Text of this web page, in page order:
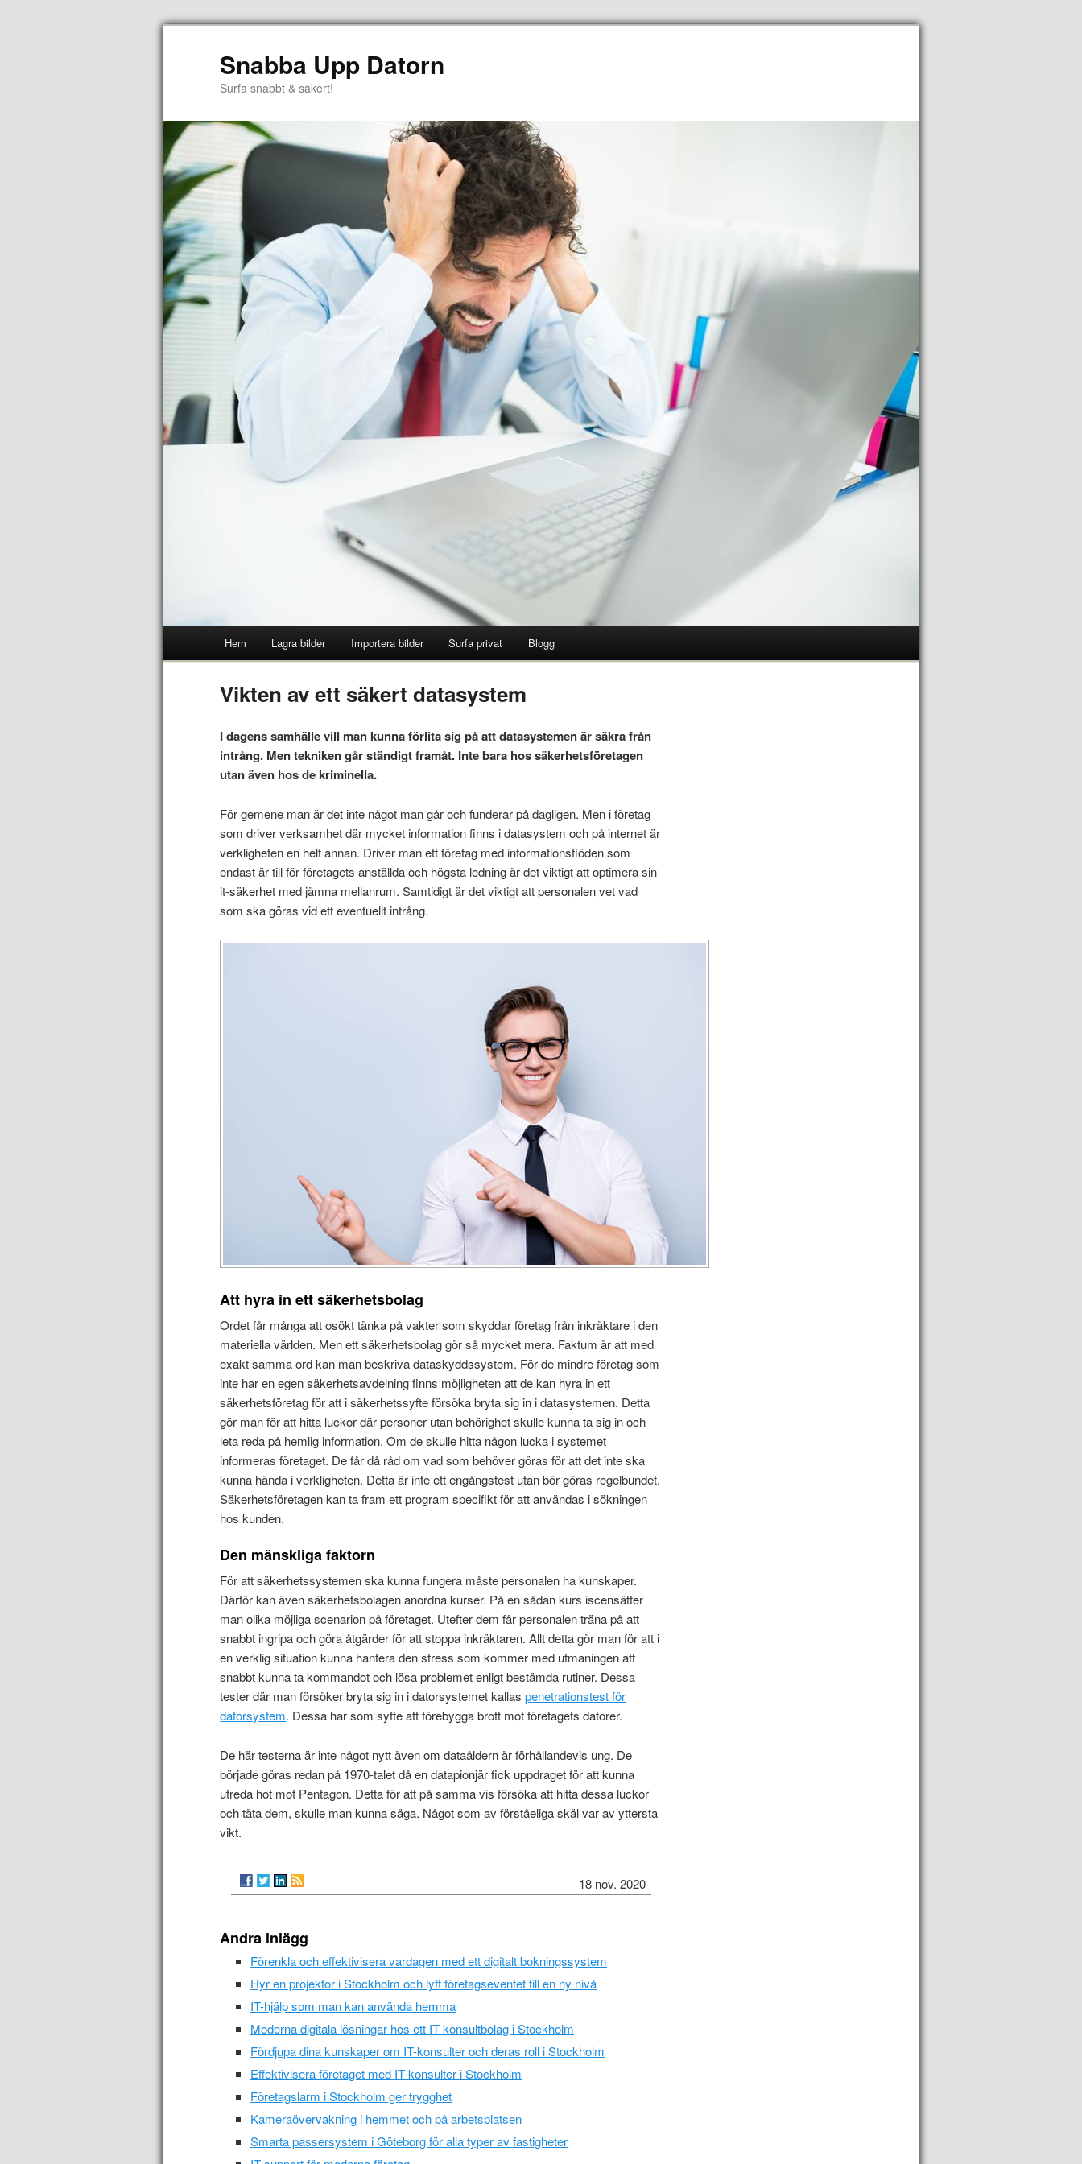
Snabba Upp Datorn
Surfa snabbt & säkert!
Hem Lagra bilder Importera bilder Surfa privat Blogg
Vikten av ett säkert datasystem
I dagens samhälle vill man kunna förlita sig på att datasystemen är säkra från
intrång. Men tekniken går ständigt framåt. Inte bara hos säkerhetsföretagen
utan även hos de kriminella.
För gemene man är det inte något man går och funderar på dagligen. Men i företag
som driver verksamhet där mycket information finns i datasystem och på internet är
verkligheten en helt annan. Driver man ett företag med informationsflöden som
endast är till för företagets anställda och högsta ledning är det viktigt att optimera sin
it-säkerhet med jämna mellanrum. Samtidigt är det viktigt att personalen vet vad
som ska göras vid ett eventuellt intrång.
Att hyra in ett säkerhetsbolag
Ordet får många att osökt tänka på vakter som skyddar företag från inkräktare i den
materiella världen. Men ett säkerhetsbolag gör så mycket mera. Faktum är att med
exakt samma ord kan man beskriva dataskyddssystem. För de mindre företag som
inte har en egen säkerhetsavdelning finns möjligheten att de kan hyra in ett
säkerhetsföretag för att i säkerhetssyfte försöka bryta sig in i datasystemen. Detta
gör man för att hitta luckor där personer utan behörighet skulle kunna ta sig in och
leta reda på hemlig information. Om de skulle hitta någon lucka i systemet
informeras företaget. De får då råd om vad som behöver göras för att det inte ska
kunna hända i verkligheten. Detta är inte ett engångstest utan bör göras regelbundet.
Säkerhetsföretagen kan ta fram ett program specifikt för att användas i sökningen
hos kunden.
Den mänskliga faktorn
För att säkerhetssystemen ska kunna fungera måste personalen ha kunskaper.
Därför kan även säkerhetsbolagen anordna kurser. På en sådan kurs iscensätter
man olika möjliga scenarion på företaget. Utefter dem får personalen träna på att
snabbt ingripa och göra åtgärder för att stoppa inkräktaren. Allt detta gör man för att i
en verklig situation kunna hantera den stress som kommer med utmaningen att
snabbt kunna ta kommandot och lösa problemet enligt bestämda rutiner. Dessa
tester där man försöker bryta sig in i datorsystemet kallaspenetrationstest för
datorsystem. Dessa har som syfte att förebygga brott mot företagets datorer.
De här testerna är inte något nytt även om dataåldern är förhållandevis ung. De
började göras redan på 1970-talet då en datapionjär fick uppdraget för att kunna
utreda hot mot Pentagon. Detta för att på samma vis försöka att hitta dessa luckor
och täta dem, skulle man kunna säga. Något som av förståeliga skäl var av yttersta
vikt.
18 nov. 2020
Andra inlägg
Förenkla och effektivisera vardagen med ett digitalt bokningssystem
Hyr en projektor i Stockholm och lyft företagseventet till en ny nivå
IT-hjälp som man kan använda hemma
Moderna digitala lösningar hos ett IT konsultbolag i Stockholm
Fördjupa dina kunskaper om IT-konsulter och deras roll i Stockholm
Effektivisera företaget med IT-konsulter i Stockholm
Företagslarm i Stockholm ger trygghet
Kameraövervakning i hemmet och på arbetsplatsen
Smarta passersystem i Göteborg för alla typer av fastigheter